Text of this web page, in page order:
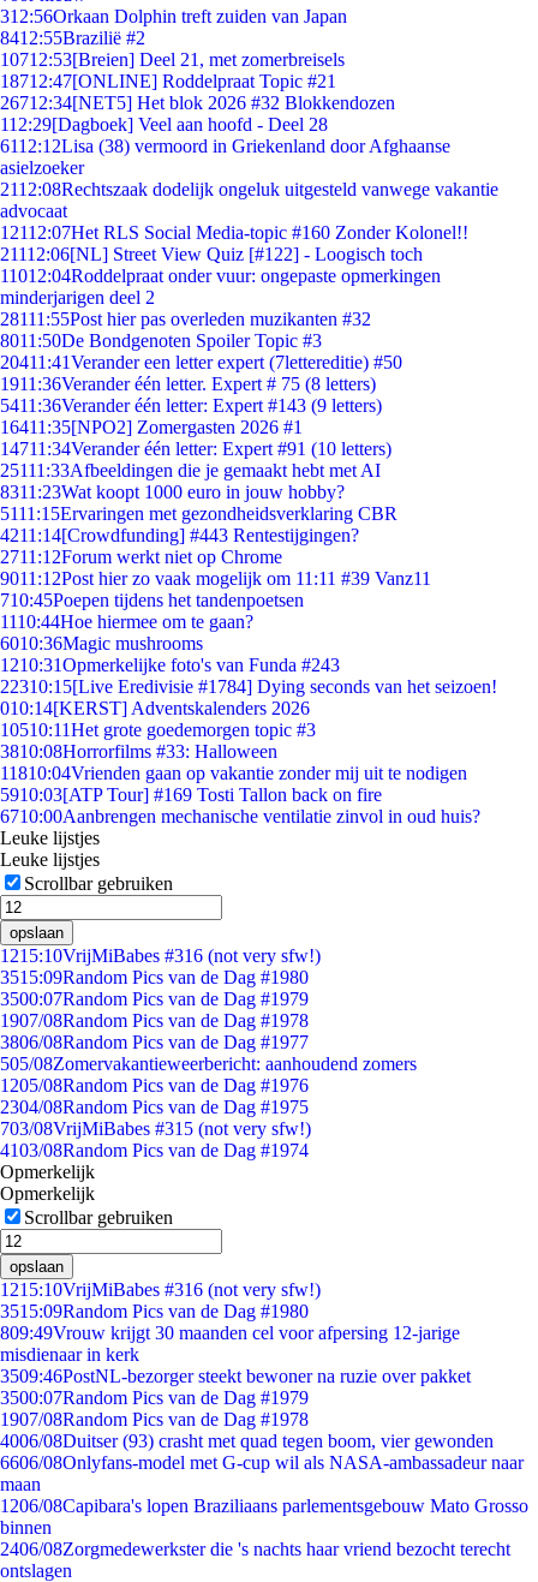
312:56Orkaan Dolphin treft zuiden van Japan
8412:55Brazilië #2
10712:53[Breien] Deel 21, met zomerbreisels
18712:47[ONLINE] Roddelpraat Topic #21
26712:34[NET5] Het blok 2026 #32 Blokkendozen
112:29[Dagboek] Veel aan hoofd - Deel 28
6112:12Lisa (38) vermoord in Griekenland door Afghaanse
asielzoeker
2112:08Rechtszaak dodelijk ongeluk uitgesteld vanwege vakantie
advocaat
12112:07Het RLS Social Media-topic #160 Zonder Kolonel!!
21112:06[NL] Street View Quiz [#122] - Loogisch toch
11012:04Roddelpraat onder vuur: ongepaste opmerkingen
minderjarigen deel 2
28111:55Post hier pas overleden muzikanten #32
8011:50De Bondgenoten Spoiler Topic #3
20411:41Verander een letter expert (7lettereditie) #50
1911:36Verander één letter. Expert # 75 (8 letters)
5411:36Verander één letter: Expert #143 (9 letters)
16411:35[NPO2] Zomergasten 2026 #1
14711:34Verander één letter: Expert #91 (10 letters)
25111:33Afbeeldingen die je gemaakt hebt met AI
8311:23Wat koopt 1000 euro in jouw hobby?
5111:15Ervaringen met gezondheidsverklaring CBR
4211:14[Crowdfunding] #443 Rentestijgingen?
2711:12Forum werkt niet op Chrome
9011:12Post hier zo vaak mogelijk om 11:11 #39 Vanz11
710:45Poepen tijdens het tandenpoetsen
1110:44Hoe hiermee om te gaan?
6010:36Magic mushrooms
1210:31Opmerkelijke foto's van Funda #243
22310:15[Live Eredivisie #1784] Dying seconds van het seizoen!
010:14[KERST] Adventskalenders 2026
10510:11Het grote goedemorgen topic #3
3810:08Horrorfilms #33: Halloween
11810:04Vrienden gaan op vakantie zonder mij uit te nodigen
5910:03[ATP Tour] #169 Tosti Tallon back on fire
6710:00Aanbrengen mechanische ventilatie zinvol in oud huis?
Leuke lijstjes
Leuke lijstjes
Scrollbar gebruiken
opslaan
1215:10VrijMiBabes #316 (not very sfw!)
3515:09Random Pics van de Dag #1980
3500:07Random Pics van de Dag #1979
1907/08Random Pics van de Dag #1978
3806/08Random Pics van de Dag #1977
505/08Zomervakantieweerbericht: aanhoudend zomers
1205/08Random Pics van de Dag #1976
2304/08Random Pics van de Dag #1975
703/08VrijMiBabes #315 (not very sfw!)
4103/08Random Pics van de Dag #1974
Opmerkelijk
Opmerkelijk
Scrollbar gebruiken
opslaan
1215:10VrijMiBabes #316 (not very sfw!)
3515:09Random Pics van de Dag #1980
809:49Vrouw krijgt 30 maanden cel voor afpersing 12-jarige
misdienaar in kerk
3509:46PostNL-bezorger steekt bewoner na ruzie over pakket
3500:07Random Pics van de Dag #1979
1907/08Random Pics van de Dag #1978
4006/08Duitser (93) crasht met quad tegen boom, vier gewonden
6606/08Onlyfans-model met G-cup wil als NASA-ambassadeur naar
maan
1206/08Capibara's lopen Braziliaans parlementsgebouw Mato Grosso
binnen
2406/08Zorgmedewerkster die 's nachts haar vriend bezocht terecht
ontslagen